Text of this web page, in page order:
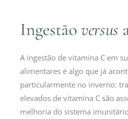
Ingestão versus
A ingestão de vitamina C em
alimentares é algo que já
particularmente no inverno:
elevados de vitamina C são
melhoria do sistema